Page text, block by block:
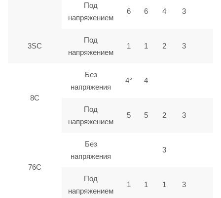
Под
напряжением
6 6 4 3
3SC
Под
напряжением
1 1 2 3
8C
Без
напряжения
4° 4
Под
напряжением
5 5 2 3
76C
Без
напряжения
3
Под
напряжением
1 1 1 3